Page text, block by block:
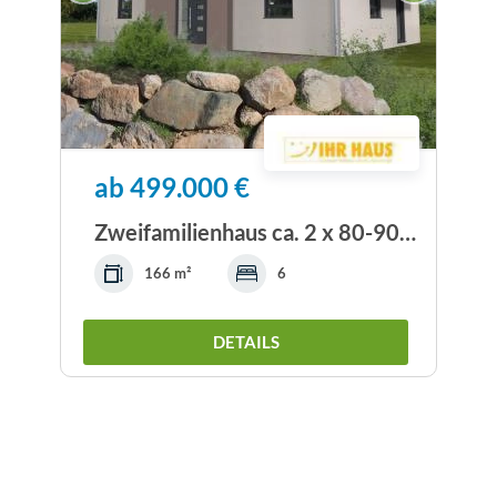
ab 499.000 €
Zweifamilienhaus ca. 2 x 80-90 m², nach jetzt...
166 m² 6
DETAILS